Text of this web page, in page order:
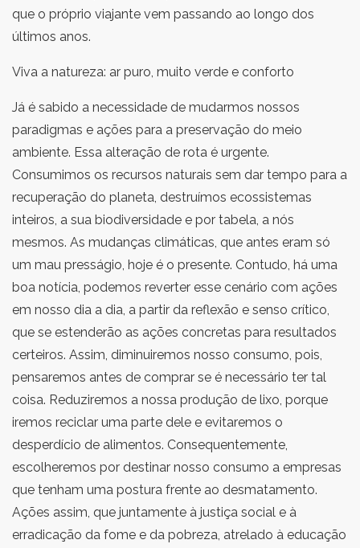
que o próprio viajante vem passando ao longo dos
últimos anos.
Viva a natureza: ar puro, muito verde e conforto
Já é sabido a necessidade de mudarmos nossos
paradigmas e ações para a preservação do meio
ambiente. Essa alteração de rota é urgente.
Consumimos os recursos naturais sem dar tempo para a
recuperação do planeta, destruímos ecossistemas
inteiros, a sua biodiversidade e por tabela, a nós
mesmos. As mudanças climáticas, que antes eram só
um mau presságio, hoje é o presente. Contudo, há uma
boa notícia, podemos reverter esse cenário com ações
em nosso dia a dia, a partir da reflexão e senso crítico,
que se estenderão as ações concretas para resultados
certeiros. Assim, diminuiremos nosso consumo, pois,
pensaremos antes de comprar se é necessário ter tal
coisa. Reduziremos a nossa produção de lixo, porque
iremos reciclar uma parte dele e evitaremos o
desperdício de alimentos. Consequentemente,
escolheremos por destinar nosso consumo a empresas
que tenham uma postura frente ao desmatamento.
Ações assim, que juntamente à justiça social e à
erradicação da fome e da pobreza, atrelado à educação